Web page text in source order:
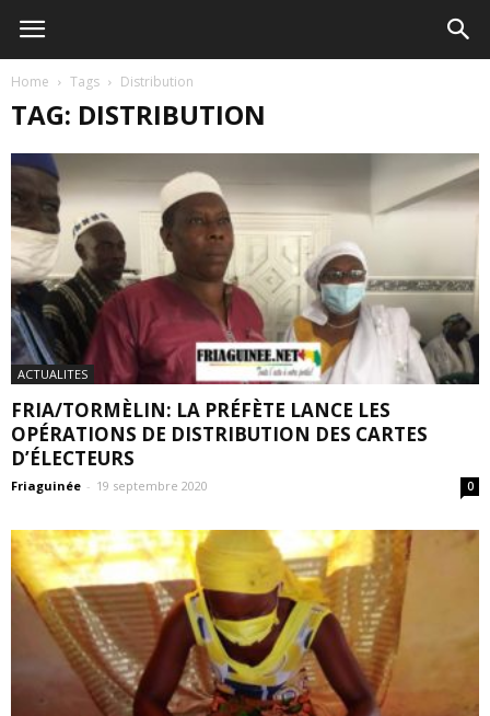
Home Tags Distribution
TAG: DISTRIBUTION
ACTUALITES
FRIA/TORMÈLIN: LA PRÉFÈTE LANCE LES
OPÉRATIONS DE DISTRIBUTION DES CARTES
D’ÉLECTEURS
Friaguinée - 19 septembre 2020 0